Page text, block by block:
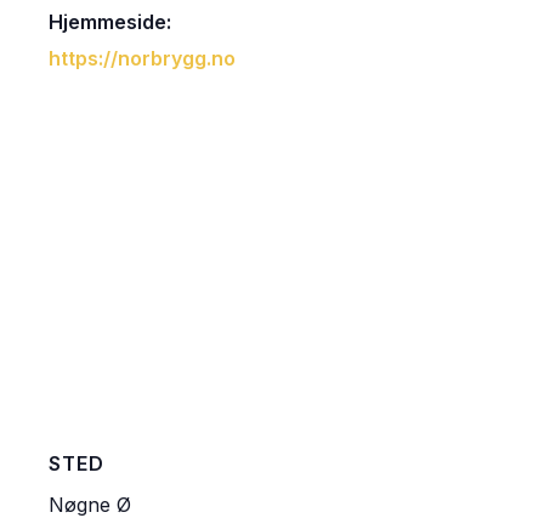
Hjemmeside:
https://norbrygg.no
STED
Nøgne Ø